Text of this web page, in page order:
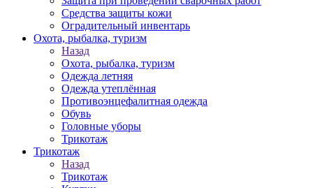
Средства защиты кожи
Оградительный инвентарь
Охота, рыбалка, туризм
Назад
Охота, рыбалка, туризм
Одежда летняя
Одежда утеплённая
Противоэнцефалитная одежда
Обувь
Головные уборы
Трикотаж
Трикотаж
Назад
Трикотаж